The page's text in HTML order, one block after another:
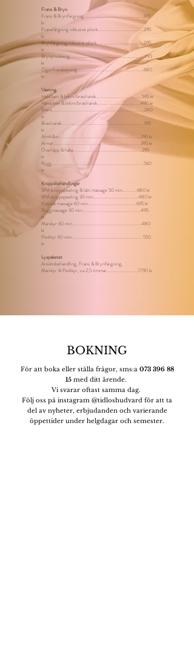
Frans & Bryn
Frans & Brynfärgning.................................................395
kr
Fransfärgning inklusive plock......................................295
kr
Brynfärgning inklusive plock.......................................295
kr
Brynplockning..............................................................145
kr
Ögonfransböjning.......................................................680
kr
Vaxning
Hela ben & bikini/brasiliansk......................................595 kr
Halva ben & bikini/brasiliansk....................................495 kr
Bikini............................................................................240
kr
Brasiliansk....................................................................395
kr
Armhålor...................................................................295 kr
Armar........................................................................395 kr
Överläpp & haka.........................................................295
kr
Rygg............................................................................560
kr
Kroppsbehandlingar
SPA kroppspeeling & lätt massage 50 min............680 kr
SPA kroppspeeling 30 min.....................................480 kr
Klassisk massage 60 min........................................695 kr
Ryggmassage 30 min................................................495
kr
Manikyr 60 min.........................................................480
kr
Pedikyr 60 min...........................................................550
kr
Lyxpaketet
Ansiktsbehandling, Frans & Brynfärgning,
Manikyr & Pedikyr, ca 2,5 timmar..........................1790 kr
BOKNING
För att boka eller ställa frågor, sms:a 073 396 88
15 med ditt ärende.
Vi svarar oftast samma dag.
Följ oss på instagram @tidloshudvard för att ta
del av nyheter, erbjudanden och varierande
öppettider under helgdagar och semester.